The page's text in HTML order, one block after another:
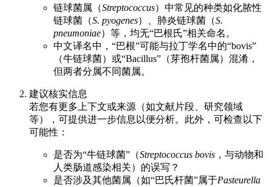
链球菌属（Streptococcus）中常见的种类如化脓性
链球菌（S. pyogenes）、肺炎链球菌（S.
pneumoniae）等，均无“巴根氏”相关命名。
中文译名中，“巴根”可能与拉丁学名中的“bovis”
（牛链球菌）或“Bacillus”（芽孢杆菌属）混淆，
但两者分属不同菌属。
建议核实信息
若您有更多上下文或来源（如文献片段、研究领域
等），可提供进一步信息以便分析。此外，可检查以下
可能性：
是否为“牛链球菌”（Streptococcus bovis ，与动物和
人类肠道感染相关）的误写？
是否涉及其他菌属（如“巴氏杆菌”属于Pasteurella